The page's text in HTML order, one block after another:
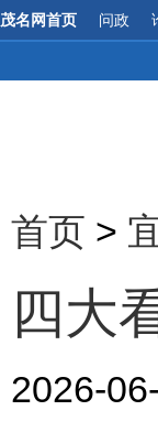
茂名网首页 问政
首页 >
四大
2026-